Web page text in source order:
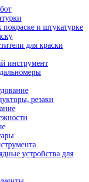
и штукатурке
для краски
инструмент
резаки
устройства для